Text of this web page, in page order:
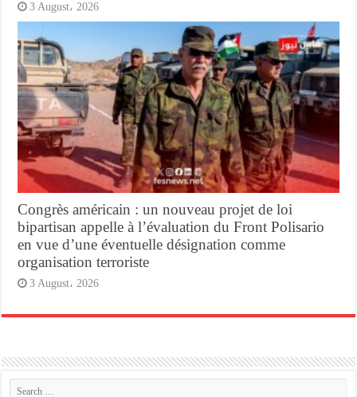
3 August، 2026
Congrès américain : un nouveau projet de loi
bipartisan appelle à l’évaluation du Front Polisario
en vue d’une éventuelle désignation comme
organisation terroriste
3 August، 2026